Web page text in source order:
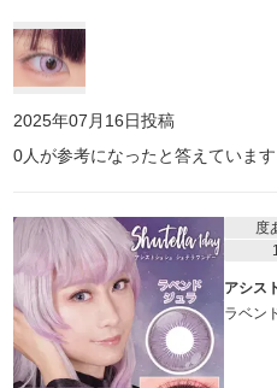
2025年07月16日投稿
0人が参考になったと答えています
度
アシス
ラベン